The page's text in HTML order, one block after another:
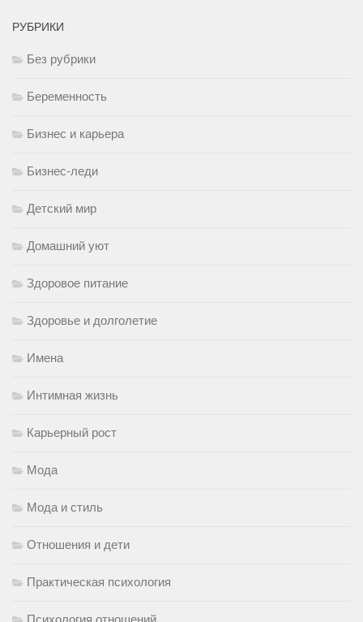
РУБРИКИ
Без рубрики
Беременность
Бизнес и карьера
Бизнес-леди
Детский мир
Домашний уют
Здоровое питание
Здоровье и долголетие
Имена
Интимная жизнь
Карьерный рост
Мода
Мода и стиль
Отношения и дети
Практическая психология